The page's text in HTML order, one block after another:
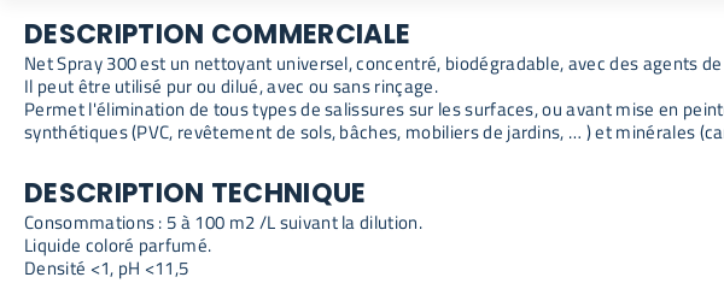
DESCRIPTION COMMERCIALE
Net Spray 300 est un nettoyant universel, concentré, biodégradable, avec des agents
Il peut être utilisé pur ou dilué, avec ou sans rinçage.
Permet l'élimination de tous types de salissures sur les surfaces, ou avant mise en
synthétiques (PVC, revêtement de sols, bâches, mobiliers de jardins, … ) et minérales
DESCRIPTION TECHNIQUE
Consommations : 5 à 100 m2 /L suivant la dilution.
Liquide coloré parfumé.
Densité <1, pH <11,5